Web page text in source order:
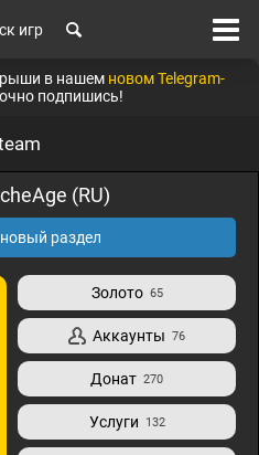
игр
в нашем новом Telegram-
подпишись!
(RU)
раздел
Золото 65
Аккаунты 76
Донат 270
Услуги 132